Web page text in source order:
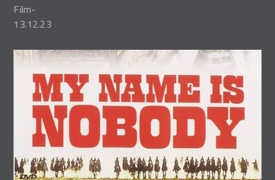
Film-
13.12.23